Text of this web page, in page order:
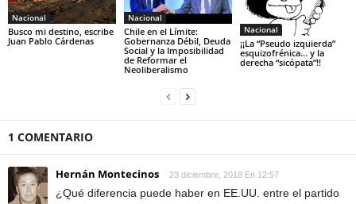
Nacional
Busco mi destino, escribe
Juan Pablo Cárdenas
Nacional
Chile en el Límite:
Gobernanza Débil, Deuda
Social y la Imposibilidad
de Reformar el
Neoliberalismo
Nacional
¡¡La “Pseudo izquierda”
esquizofrénica… y la
derecha “sicópata”!!
1 COMENTARIO
Hernán Montecinos 23 diciembre, 2018 En 12:57
¿Qué diferencia puede haber en EE.UU. entre el partido